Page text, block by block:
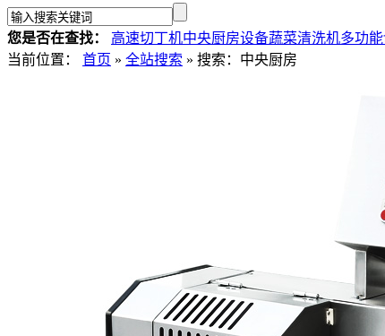
您是否在查找： 高速切丁机中央厨房设备蔬菜清洗机多功
当前位置：
首页 » 全站搜索 » 搜索：中央厨房